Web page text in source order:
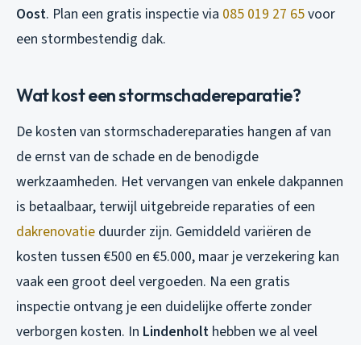
Oost. Plan een gratis inspectie via 085 019 27 65voor
een stormbestendig dak.
Wat kost een stormschadereparatie?
De kosten van stormschadereparaties hangen af van
de ernst van de schade en de benodigde
werkzaamheden. Het vervangen van enkele dakpannen
is betaalbaar, terwijl uitgebreide reparaties of een
dakrenovatie duurder zijn. Gemiddeld variëren de
kosten tussen €500 en €5.000, maar je verzekering kan
vaak een groot deel vergoeden. Na een gratis
inspectie ontvang je een duidelijke offerte zonder
verborgen kosten. In Lindenholt hebben we al veel